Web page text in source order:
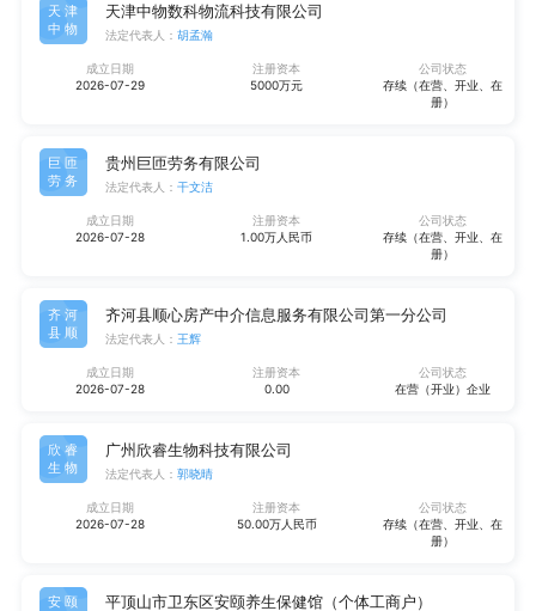
天津
中物
天津中物数科物流科技有限公司
法定代表人： 胡孟瀚
成立日期
2026-07-29
注册资本
5000万元
公司状态
存续（在营、开业、在
册）
巨匝
劳务
贵州巨匝劳务有限公司
法定代表人： 干文洁
成立日期
2026-07-28
注册资本
1.00万人民币
公司状态
存续（在营、开业、在
册）
齐河
县顺
齐河县顺心房产中介信息服务有限公司第一分公司
法定代表人： 王辉
成立日期
2026-07-28
注册资本
0.00
公司状态
在营（开业）企业
欣睿
生物
广州欣睿生物科技有限公司
法定代表人： 郭晓晴
成立日期
2026-07-28
注册资本
50.00万人民币
公司状态
存续（在营、开业、在
册）
安颐 平顶山市卫东区安颐养生保健馆（个体工商户）